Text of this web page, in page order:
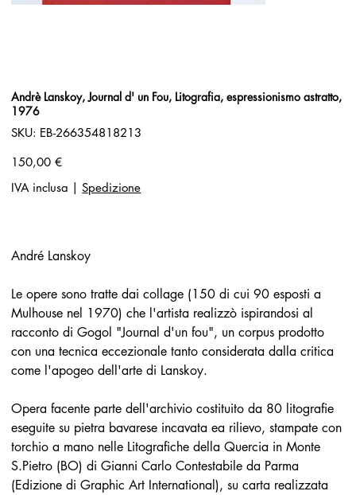
Andrè Lanskoy, Journal d' un Fou, Litografia, espressionismo astratto,
1976
SKU:
SKU
EB-
EB-266354818213
Prezzo
150,00 €
IVA inclusa
Spedizione
André Lanskoy
Le opere sono tratte dai collage (150 di cui 90 esposti a
Mulhouse nel 1970) che l'artista realizzò ispirandosi al
racconto di Gogol "Journal d'un fou", un corpus prodotto
con una tecnica eccezionale tanto considerata dalla critica
come l'apogeo dell'arte di Lanskoy.
Opera facente parte dell'archivio costituito da 80 litografie
eseguite su pietra bavarese incavata ea rilievo, stampate con
torchio a mano nelle Litografiche della Quercia in Monte
S.Pietro (BO) di Gianni Carlo Contestabile da Parma
(Edizione di Graphic Art International), su carta realizzata